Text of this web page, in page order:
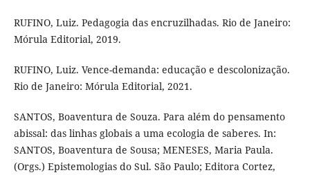
RUFINO, Luiz. Pedagogia das encruzilhadas. Rio de Janeiro:
Mórula Editorial, 2019.
RUFINO, Luiz. Vence-demanda: educação e descolonização.
Rio de Janeiro: Mórula Editorial, 2021.
SANTOS, Boaventura de Souza. Para além do pensamento
abissal: das linhas globais a uma ecologia de saberes. In:
SANTOS, Boaventura de Sousa; MENESES, Maria Paula.
(Orgs.) Epistemologias do Sul. São Paulo; Editora Cortez,